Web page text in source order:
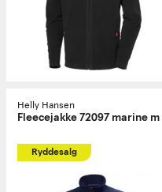
Helly Hansen
Fleecejakke 72097 marine
Ryddesalg